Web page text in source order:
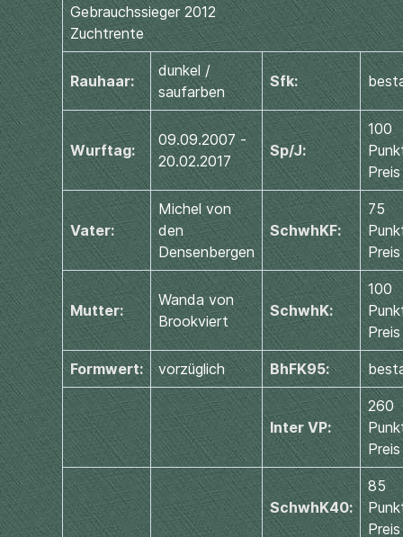
Gebrauchssieger 2012
Zuchtrente
Rauhaar:
dunkel /
saufarben
Sfk:
Wurftag:
09.09.2007 -
20.02.2017
Sp/J:
100
Preis
Vater:
Michel von
den
Densenbergen
SchwhKF:
75
Preis
Mutter:
Wanda von
Brookviert
SchwhK:
100
Preis
Formwert: vorzüglich BhFK95:
Inter VP:
260
Preis
SchwhK40:
85
Preis